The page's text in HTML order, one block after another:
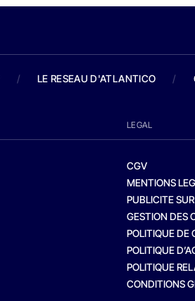
/ LE RESEAU D'ATLANTICO /
LEGAL
CGV
MENTIONS
PUBLICITE
GESTION DES
POLITIQUE DE
POLITIQUE
POLITIQUE
CONDITIONS